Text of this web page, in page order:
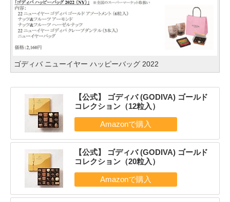
ゴディバ ニューイヤー ハッピーバッグ 2022
【公式】 ゴディバ (GODIVA) ゴールド
コレクション（12粒入）
【公式】 ゴディバ (GODIVA) ゴールド
コレクション（20粒入）